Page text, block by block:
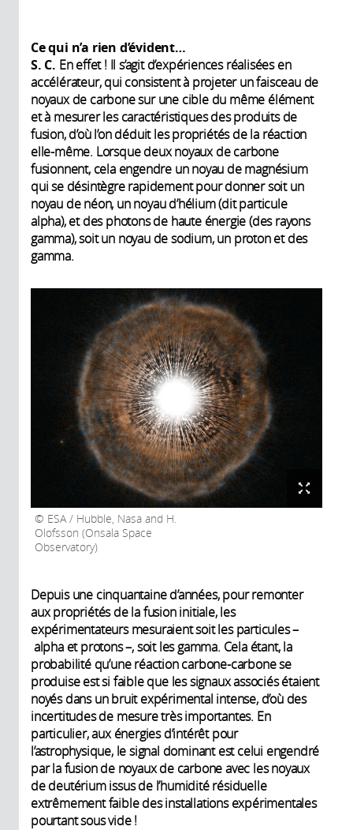
Ce qui n’a rien d’évident…
S. C. En effet ! Il s’agit d’expériences réalisées en
accélérateur, qui consistent à projeter un faisceau de
noyaux de carbone sur une cible du même élément
et à mesurer les caractéristiques des produits de
fusion, d’où l’on déduit les propriétés de la réaction
elle-même. Lorsque deux noyaux de carbone
fusionnent, cela engendre un noyau de magnésium
qui se désintègre rapidement pour donner soit un
noyau de néon, un noyau d’hélium (dit particule
alpha), et des photons de haute énergie (des rayons
gamma), soit un noyau de sodium, un proton et des
gamma.
ESA / Hubble, Nasa and H.
Olofsson (Onsala Space
Observatory)
Depuis une cinquantaine d’années, pour remonter
aux propriétés de la fusion initiale, les
expérimentateurs mesuraient soit les particules –
alpha et protons –, soit les gamma. Cela étant, la
probabilité qu’une réaction carbone-carbone se
produise est si faible que les signaux associés étaient
noyés dans un bruit expérimental intense, d’où des
incertitudes de mesure très importantes. En
particulier, aux énergies d’intérêt pour
l’astrophysique, le signal dominant est celui engendré
par la fusion de noyaux de carbone avec les noyaux
de deutérium issus de l’humidité résiduelle
extrêmement faible des installations expérimentales
pourtant sous vide !